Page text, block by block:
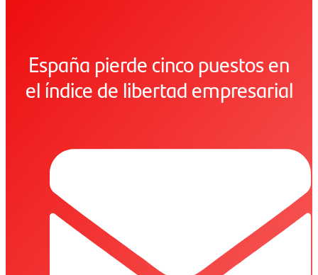
España pierde cinco puestos en
el índice de libertad empresarial